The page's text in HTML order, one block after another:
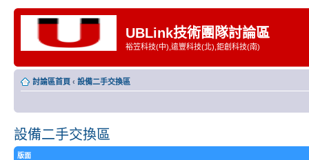
UBLink技術團隊討論區
裕笠科技(中),遠豐科技(北),鉅創科技(南)
討論區首頁 ‹ 設備二手交換區
設備二手交換區
版面